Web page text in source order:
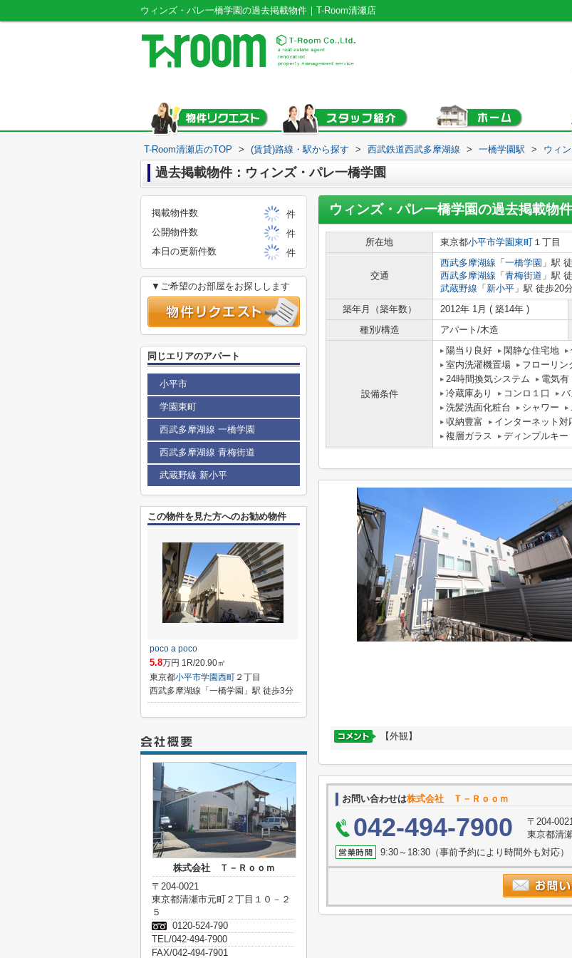
ウィンズ・パレ一橋学園の過去掲載物件｜T-Room清瀬店
T-Room清瀬店のTOP > (賃貸)路線・駅から探す > 西武鉄道西武多摩湖線 > 一橋学園駅 > ウィ
過去掲載物件：ウィンズ・パレ一橋学園
ウィンズ・パレ一橋学園の過去掲載物
所在地 東京都小平市学園東町 １丁目
交通
西武多摩湖線 「 一橋学園 」駅
西武多摩湖線 「 青梅街道 」駅
武蔵野線 「 新小平 」駅 徒歩20分
築年月（築年数）
2012年 1月 ( 築14年 )
種別/構造
アパート/木造
設備条件
陽当り良好 閑静な住宅地
室内洗濯機置場
フローリン
24時間換気システム
電気有
冷蔵庫あり
コンロ１口 バ
洗髪洗面化粧台
シャワー
収納豊富
インターネット対
複層ガラス
ディンプルキー
【外観】
お問い合わせは株式会社 Ｔ－Ｒｏｏｍ
042-494-7900
〒204-
東京都清
9:30～18:30（事前予約により時間外も対応
掲載物件数
件
公開物件数
件
本日の更新件数
件
▼ご希望のお部屋をお探しします
同じエリアのアパート
小平市
学園東町
西武多摩湖線 一橋学園
西武多摩湖線 青梅街道
武蔵野線 新小平
この物件を見た方へのお勧め物件
poco a poco
5.8万円 1R/20.90㎡
東京都小平市学園西町 ２丁目
西武多摩湖線「一橋学園」駅 徒歩3分
株式会社 Ｔ－Ｒｏｏｍ
〒204-0021
東京都清瀬市元町２丁目１０－２
５
0120-524-790
TEL/042-494-7900
FAX/042-494-7901